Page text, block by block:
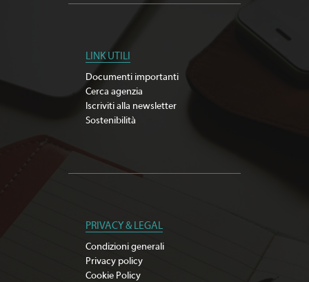
LINK UTILI
Documenti importanti
Cerca agenzia
Iscriviti alla newsletter
Sostenibilità
PRIVACY & LEGAL
Condizioni generali
Privacy policy
Cookie Policy